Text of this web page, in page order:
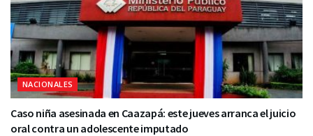
NACIONALES
Caso niña asesinada en Caazapá: este jueves arranca el juicio
oral contra un adolescente imputado